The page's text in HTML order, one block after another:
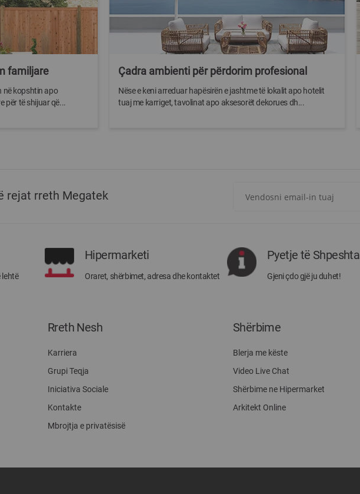
familjare
në kopshtin apo
për të shijuar që...
Çadra ambienti për përdorim profesional
Nëse e keni arreduar hapësirën e jashtme të lokalit apo hotelit
tuaj me karriget, tavolinat apo aksesorët dekorues dh...
rejat rreth Megatek
rreth
Megatek:
lehtë
Hipermarketi
Oraret, shërbimet, adresa dhe kontaktet
Pyetje të Shpeshta
Gjeni çdo gjë ju duhet!
Rreth Nesh
Karriera
Grupi Teqja
Iniciativa Sociale
Kontakte
Mbrojtja e privatësisë
Shërbime
Blerja me këste
Video Live Chat
Shërbime ne Hipermarket
Arkitekt Online